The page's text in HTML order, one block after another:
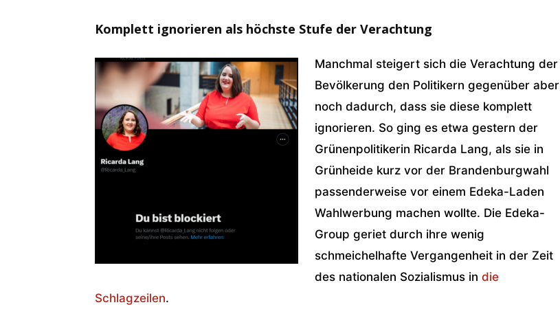
Komplett ignorieren als höchste Stufe der Verachtung
Manchmal steigert sich die Verachtung der
Bevölkerung den Politikern gegenüber aber
noch dadurch, dass sie diese komplett
ignorieren. So ging es etwa gestern der
Grünenpolitikerin Ricarda Lang, als sie in
Grünheide kurz vor der Brandenburgwahl
passenderweise vor einem Edeka-Laden
Wahlwerbung machen wollte. Die Edeka-
Group geriet durch ihre wenig
schmeichelhafte Vergangenheit in der Zeit
des nationalen Sozialismus in die
Schlagzeilen.